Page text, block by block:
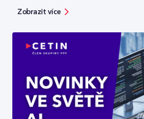
lokalitách.
Zobrazit více